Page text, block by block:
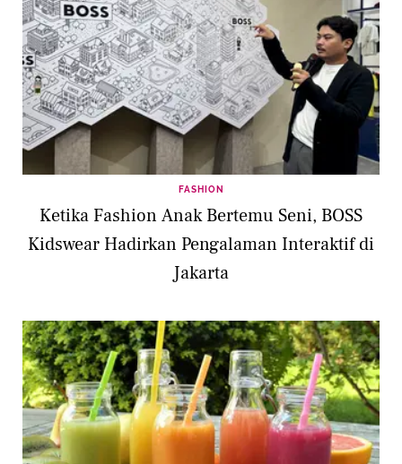
FASHION
Ketika Fashion Anak Bertemu Seni, BOSS
Kidswear Hadirkan Pengalaman Interaktif di
Jakarta